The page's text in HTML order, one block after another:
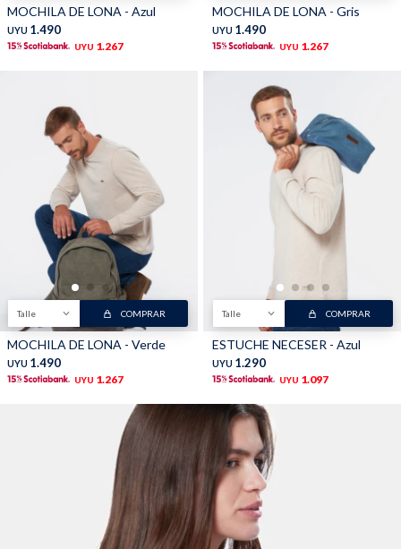
MOCHILA DE LONA - Azul
UYU 1.490
UYU 1.267
MOCHILA DE LONA - Gris
UYU 1.490
UYU 1.267
Talle COMPRAR
MOCHILA DE LONA - Verde
UYU 1.490
UYU 1.267
Talle COMPRAR
ESTUCHE NECESER - Azul
UYU 1.290
UYU 1.097